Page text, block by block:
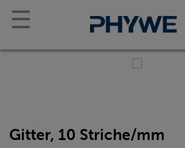
☰
Gitter, 10 Striche/mm